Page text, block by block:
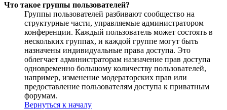
Что такое группы пользователей?
Группы пользователей разбивают сообщество на
структурные части, управляемые администратором
конференции. Каждый пользователь может состоять в
нескольких группах, и каждой группе могут быть
назначены индивидуальные права доступа. Это
облегчает администраторам назначение прав доступа
одновременно большому количеству пользователей,
например, изменение модераторских прав или
предоставление пользователям доступа к приватным
форумам.
Вернуться к началу